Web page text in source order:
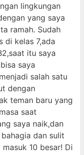
lingkungan
yang saya
ramah. Sudah
di kelas 7,ada
itu saya
saya
salah satu
dengan
teman baru yang
saat
saya naik,dan
dan sulit
10 besar! Di